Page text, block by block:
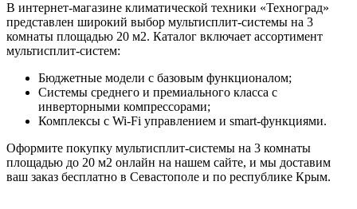
В интернет-магазине климатической техники «Техноград»
представлен широкий выбор мультисплит-системы на 3
комнаты площадью 20 м2. Каталог включает ассортимент
мультисплит-систем:
Бюджетные модели с базовым функционалом;
Системы среднего и премиального класса с
инверторными компрессорами;
Комплексы с Wi-Fi управлением и smart-функциями.
Оформите покупку мультисплит-системы на 3 комнаты
площадью до 20 м2 онлайн на нашем сайте, и мы доставим
ваш заказ бесплатно в Севастополе и по республике Крым.